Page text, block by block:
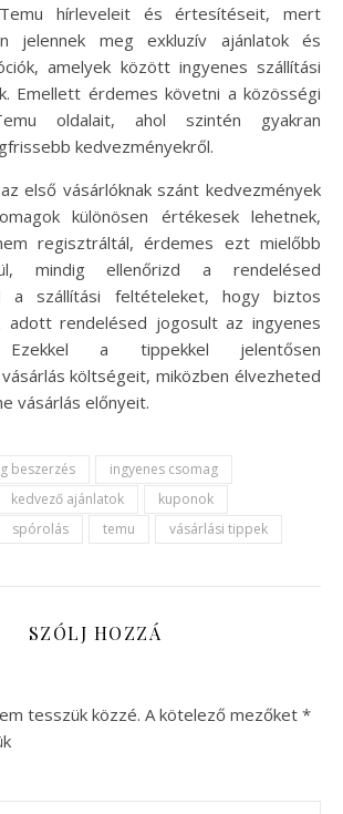
hírleveleit és értesítéseit, mert
jelennek meg exkluzív ajánlatok és
amelyek között ingyenes szállítási
Emellett érdemes követni a közösségi
oldalait, ahol szintén gyakran
kedvezményekről.
első vásárlóknak szánt kedvezmények
különösen értékesek lehetnek,
regisztráltál, érdemes ezt mielőbb
mindig ellenőrizd a rendelésed
a szállítási feltételeket, hogy biztos
adott rendelésed jogosult az ingyenes
Ezekkel a tippekkel jelentősen
költségeit, miközben élvezheted
vásárlás előnyeit.
beszerzés
ingyenes csomag
kedvező ajánlatok
kuponok
spórolás temu vásárlási tippek
SZÓLJ HOZZÁ
tesszük közzé. A kötelező mezőket *